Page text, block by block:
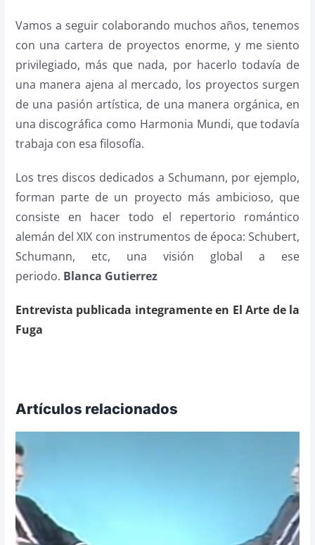
Vamos a seguir colaborando muchos años, tenemos
con una cartera de proyectos enorme, y me siento
privilegiado, más que nada, por hacerlo todavía de
una manera ajena al mercado, los proyectos surgen
de una pasión artística, de una manera orgánica, en
una discográfica como Harmonia Mundi, que todavía
trabaja con esa filosofía.
Los tres discos dedicados a Schumann, por ejemplo,
forman parte de un proyecto más ambicioso, que
consiste en hacer todo el repertorio romántico
alemán del XIX con instrumentos de época: Schubert,
Schumann, etc, una visión global a ese
periodo. Blanca Gutierrez
Entrevista publicada integramente en El Arte de la
Fuga
Artículos relacionados